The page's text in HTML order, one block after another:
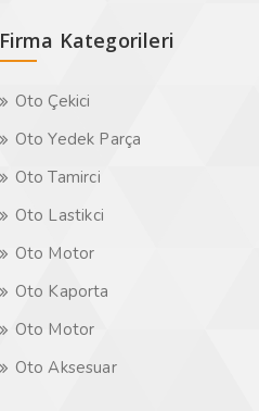
Firma Kategorileri
Oto Çekici
Oto Yedek Parça
Oto Tamirci
Oto Lastikci
Oto Motor
Oto Kaporta
Oto Motor
Oto Aksesuar